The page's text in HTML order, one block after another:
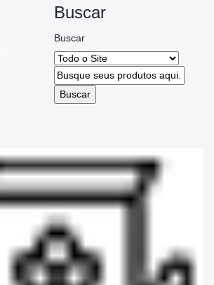
Buscar
Buscar